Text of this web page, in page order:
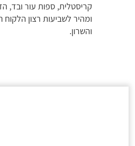
קריסטלית, ספות עור ובד,
ומהיר לשביעות רצון
והשרון.